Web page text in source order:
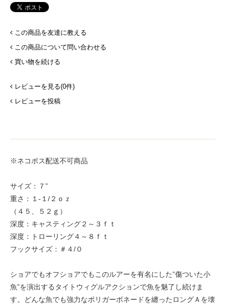
この商品を友達に教える
この商品について問い合わせる
買い物を続ける
レビューを見る(0件)
レビューを投稿
※ネコポス配送不可商品
サイズ：７”
重さ：１-１/２ｏｚ
（４５、５２ｇ）
深度：キャスティング２～３ｆｔ
深度：トローリング４～８ｆｔ
フックサイズ：＃４/０
ショアでもオフショアでもこのルアーを有名にした”傷ついた小
魚”を演出するタイトウィグルアクションで魚を魅了し続けま
す。どんな魚でも強力なポリガーボネードを纏ったロングＡを壊